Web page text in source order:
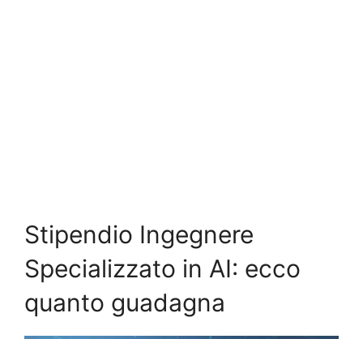
Stipendio Ingegnere
Specializzato in AI: ecco
quanto guadagna